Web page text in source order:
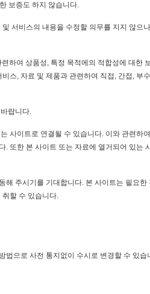
보증도 하지 않습니다.
서비스의 내용을 수정할 의무를 지지 않으
하여 상품성, 특정 목적에의 적합성에 대한
스, 자료 및 제품과 관련하여 직접, 간접, 부
랍니다.
사이트로 연결될 수 있습니다. 이와 관련하
또한 본 사이트 또는 자료에 열거되어 있는
주시기를 기대합니다. 본 사이트는 필요한
할 수 있습니다.
법으로 사전 통지없이 수시로 변경할 수 있습